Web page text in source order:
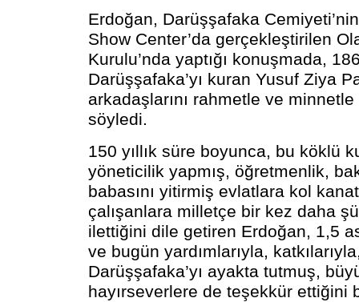
Erdoğan, Darüşşafaka
Show Center’da gerçekleştirilen
Kurulu’nda yaptığı konuşmada,
Darüşşafaka’yı kuran Yusuf Ziya
arkadaşlarını rahmetle ve
söyledi.
150 yıllık süre boyunca, bu köklü
yöneticilik yapmış, öğretmenlik,
babasını yitirmiş evlatlara kol
çalışanlara milletçe bir kez daha
ilettiğini dile getiren Erdoğan, 1,5
ve bugün yardımlarıyla,
Darüşşafaka’yı ayakta tutmuş,
hayırseverlere de teşekkür ettiğini